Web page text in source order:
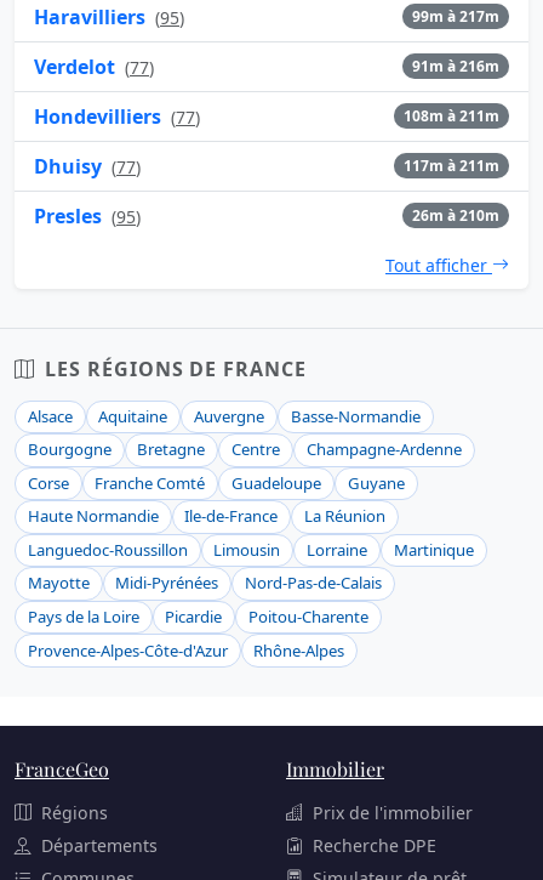
Haravilliers (95) 99m à 217m
Verdelot (77) 91m à 216m
Hondevilliers (77) 108m à 211m
Dhuisy (77) 117m à 211m
Presles (95) 26m à 210m
Tout afficher
LES RÉGIONS DE FRANCE
Alsace Aquitaine Auvergne
Basse-Normandie
Bourgogne
Bretagne Centre
Champagne-Ardenne
Corse
Franche Comté Guadeloupe
Guyane
Haute Normandie
Ile-de-France
La Réunion
Languedoc-Roussillon
Limousin Lorraine
Martinique
Mayotte
Midi-Pyrénées
Nord-Pas-de-Calais
Pays de la Loire
Picardie
Poitou-Charente
Provence-Alpes-Côte-d'Azur
Rhône-Alpes
FranceGeo
Régions
Départements
Immobilier
Prix de l'immobilier
Recherche DPE